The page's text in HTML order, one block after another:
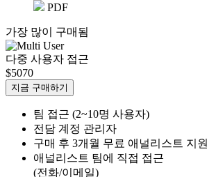
PDF
가장 많이 구매됨
다중 사용자 접근
$5070
지금 구매하기
팀 접근 (2~10명 사용자)
전담 계정 관리자
구매 후 3개월 무료 애널리스트 지원
애널리스트 팀에 직접 접근
(전화/이메일)